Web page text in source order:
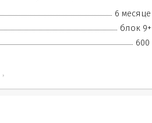
6
блок
600